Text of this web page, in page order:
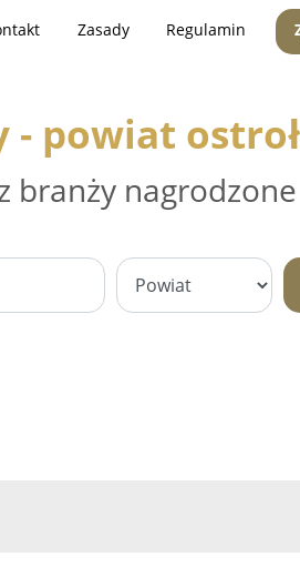
Zasady Regulamin
- powiat
branży nagrodzone